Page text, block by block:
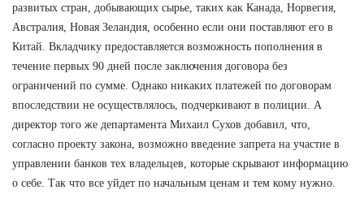
развитых стран, добывающих сырье, таких как Канада, Норвегия,
Австралия, Новая Зеландия, особенно если они поставляют его в
Китай. Вкладчику предоставляется возможность пополнения в
течение первых 90 дней после заключения договора без
ограничений по сумме. Однако никаких платежей по договорам
впоследствии не осуществлялось, подчеркивают в полиции. А
директор того же департамента Михаил Сухов добавил, что,
согласно проекту закона, возможно введение запрета на участие в
управлении банков тех владельцев, которые скрывают информацию
о себе. Так что все уйдет по начальным ценам и тем кому нужно.